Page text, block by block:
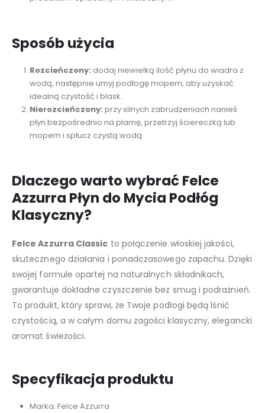
Sposób użycia
Rozcieńczony: dodaj niewielką ilość płynu do wiadra z
wodą, następnie umyj podłogę mopem, aby uzyskać
idealną czystość i blask.
Nierozcieńczony: przy silnych zabrudzeniach nanieś
płyn bezpośrednio na plamę, przetrzyj ściereczką lub
mopem i spłucz czystą wodą.
Dlaczego warto wybrać Felce
Azzurra Płyn do Mycia Podłóg
Klasyczny?
Felce Azzurra Classic to połączenie włoskiej jakości,
skutecznego działania i ponadczasowego zapachu. Dzięki
swojej formule opartej na naturalnych składnikach,
gwarantuje dokładne czyszczenie bez smug i podrażnień.
To produkt, który sprawi, że Twoje podłogi będą lśnić
czystością, a w całym domu zagości klasyczny, elegancki
aromat świeżości.
Specyfikacja produktu
Marka: Felce Azzurra